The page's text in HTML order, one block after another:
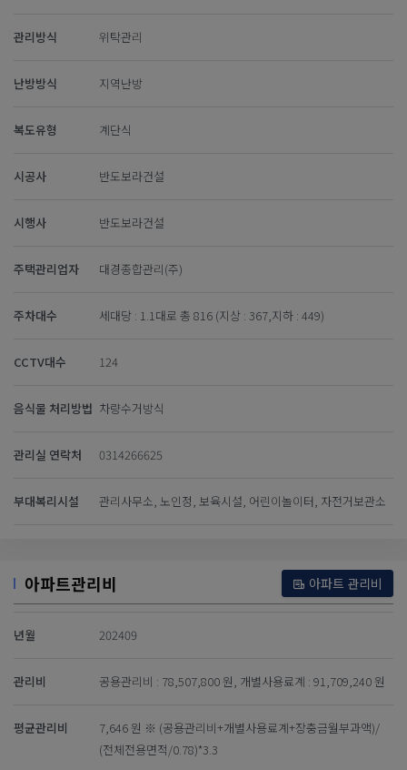
관리방식 위탁관리
난방방식 지역난방
복도유형 계단식
시공사 반도보라건설
시행사 반도보라건설
주택관리업자 대경종합관리(주)
주차대수 세대당 : 1.1대로 총 816 (지상 : 367,지하 : 449)
CCTV대수 124
음식물 처리방법 차량수거방식
관리실 연락처 0314266625
부대복리시설 관리사무소, 노인정, 보육시설, 어린이놀이터, 자전거보관소
아파트관리비 아파트 관리비
년월 202409
관리비 공용관리비 : 78,507,800 원, 개별사용료계 : 91,709,240 원
평균관리비
7,646 원 ※ (공용관리비+개별사용료계+장충금월부과액)/
(전체전용면적/0.78)*3.3